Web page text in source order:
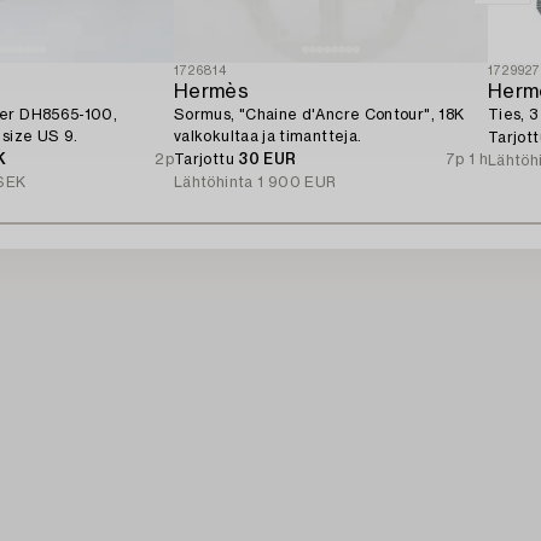
DH8565-100,
US 9.
2p
1726814
Hermès
Sormus, "Chaine d'Ancre Contour", 18K
valkokultaa ja timantteja.
Tarjottu 30 EUR
7p 1 h
Lähtöhinta 1 900 EUR
1729927
Ties, 3